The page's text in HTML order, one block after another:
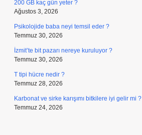
200 GB kaç gün yeter ?
Ağustos 3, 2026
Psikolojide baba neyi temsil eder ?
Temmuz 30, 2026
İzmit’te bit pazarı nereye kuruluyor ?
Temmuz 30, 2026
T tipi hücre nedir ?
Temmuz 28, 2026
Karbonat ve sirke karışımı bitkilere iyi gelir mi ?
Temmuz 24, 2026